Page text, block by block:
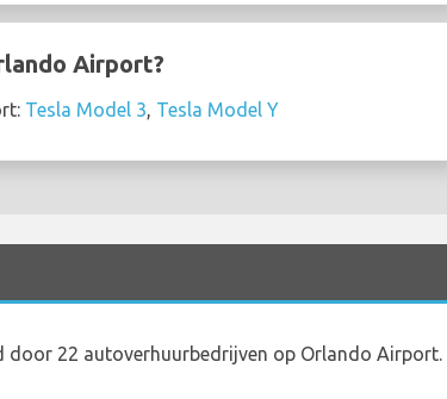
Airport?
Tesla Model 3, Tesla Model Y
door 22 autoverhuurbedrijven op Orlando Airport.